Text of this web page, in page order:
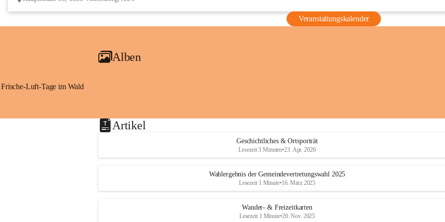
Veranstaltungskalender
Alben
Frische-Luft-Tage im Wald
Artikel
Geschichtliches & Ortsporträt
Lesezeit 3 Minuten•23. Apr. 2026
Wahlergebnis der Gemeindevertretungswahl 2025
Lesezeit 1 Minute•16. März 2025
Wander- & Freizeitkarten
Lesezeit 1 Minute•20. Nov. 2025